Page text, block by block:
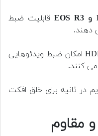
قابلیت ضبط
تنظیمات Canon Log و HDR PQ امکان ضبط ویدئوهایی
می کنند.
با نرخ 120 فریم در ثانیه برای خلق افکت